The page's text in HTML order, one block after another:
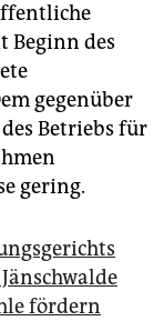
Beginn des
gegenüber
Betriebs für
gering.
fördern